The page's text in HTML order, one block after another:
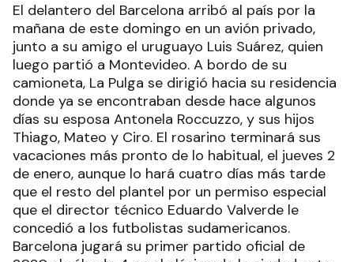
El delantero del Barcelona arribó al país por la
mañana de este domingo en un avión privado,
junto a su amigo el uruguayo Luis Suárez, quien
luego partió a Montevideo. A bordo de su
camioneta, La Pulga se dirigió hacia su residencia
donde ya se encontraban desde hace algunos
días su esposa Antonela Roccuzzo, y sus hijos
Thiago, Mateo y Ciro. El rosarino terminará sus
vacaciones más pronto de lo habitual, el jueves 2
de enero, aunque lo hará cuatro días más tarde
que el resto del plantel por un permiso especial
que el director técnico Eduardo Valverde le
concedió a los futbolistas sudamericanos.
Barcelona jugará su primer partido oficial de